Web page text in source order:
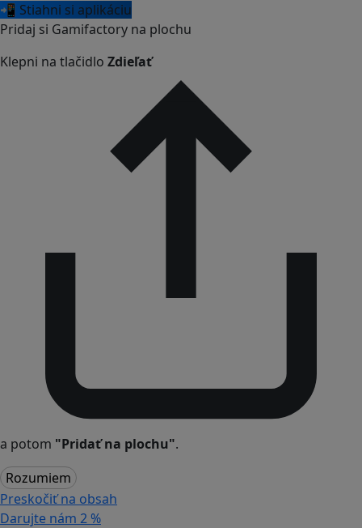
📲 Stiahni si aplikáciu
Pridaj si Gamifactory na plochu
Klepni na tlačidlo Zdieľať
a potom "Pridať na plochu".
Rozumiem
Preskočiť na obsah
Darujte nám 2 %